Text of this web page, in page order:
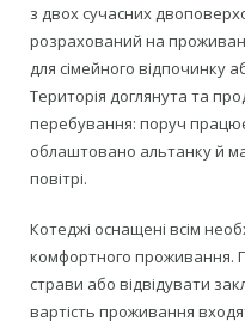
з двох сучасних
розрахований на
для сімейного відпочинку
Територія доглянута та
перебування: поруч
облаштовано альтанку й
повітрі.
Котеджі оснащені всім
комфортного проживання.
страви або відвідувати
вартість проживання